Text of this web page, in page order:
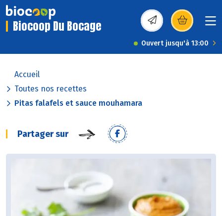
Biocoop Du Bocage (s’ouvre dans une
Ouvert jusqu'à 13:00
Accueil
Toutes nos recettes
Pitas falafels et sauce mouhamara
Partager sur